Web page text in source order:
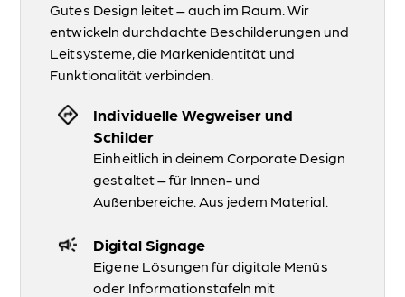
Gutes Design leitet – auch im Raum. Wir
entwickeln durchdachte Beschilderungen und
Leitsysteme, die Markenidentität und
Funktionalität verbinden.
Individuelle Wegweiser und
Schilder
Einheitlich in deinem Corporate Design
gestaltet – für Innen- und
Außenbereiche. Aus jedem Material.
Digital Signage
Eigene Lösungen für digitale Menüs
oder Informationstafeln mit